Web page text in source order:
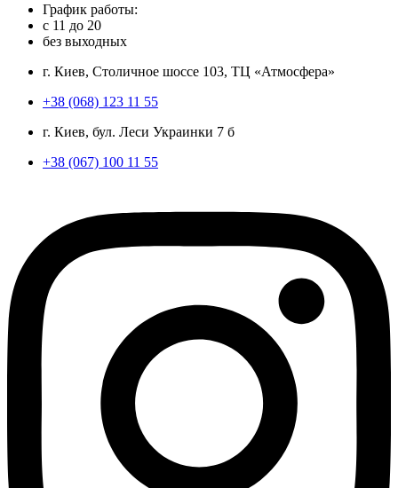
График работы:
с 11 до 20
без выходных
г. Киев, Столичное шоссе 103, ТЦ «Атмосфера»
+38 (068) 123 11 55
г. Киев, бул. Леси Украинки 7 б
+38 (067) 100 11 55